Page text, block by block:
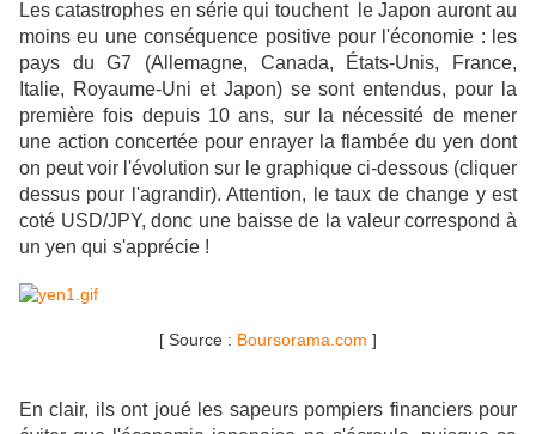
Les catastrophes en série qui touchent le Japon auront au
moins eu une conséquence positive pour l'économie : les
pays du G7 (Allemagne, Canada, États-Unis, France,
Italie, Royaume-Uni et Japon) se sont entendus, pour la
première fois depuis 10 ans, sur la nécessité de mener
une action concertée pour enrayer la flambée du yen dont
on peut voir l'évolution sur le graphique ci-dessous (cliquer
dessus pour l'agrandir). Attention, le taux de change y est
coté USD/JPY, donc une baisse de la valeur correspond à
un yen qui s'apprécie !
[ Source : Boursorama.com ]
En clair, ils ont joué les sapeurs pompiers financiers pour